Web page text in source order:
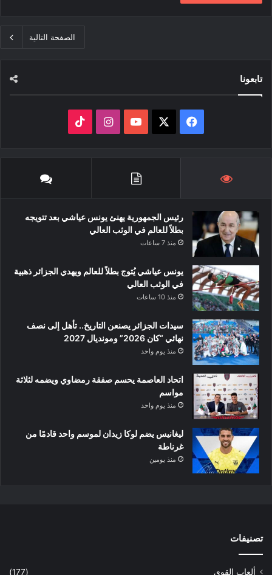
الصفحة التالية
تابعونا
و
ك
T
b
e
ق
ا
T
k
رئيس الجمهورية يهنئ يونس عياشي بعد تتويجه
بطلاً للعالم في الوثب العالي
منذ 7 ساعات
يونس عياشي يُتوج بطلاً للعالم ويهدي الجزائر ذهبية
في الوثب العالي
منذ 10 ساعات
سيدات الجزائر يصنعن التاريخ.. تأهل إلى نصف
نهائي “كان 2026” ومونديال 2027
منذ يوم واحد
اتحاد العاصمة يحسم صفقة رمضاوي ويضمه لثلاثة
مواسم
منذ يوم واحد
ليغانيس يضم لوكا زيدان لموسم واحد قادمًا من
غرناطة
منذ يومين
تصنيفات
ألعاب القوى
(177)